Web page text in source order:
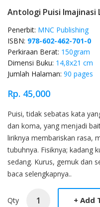
Antologi Puisi Imajinasi
Penerbit: MNC Publishing
ISBN: 978-602-462-701-0
Perkiraan Berat: 150gram
Dimensi Buku: 14,8x21 cm
Jumlah Halaman: 90 pages
Rp. 45,000
Product
Puisi, tidak sebatas kata
dan koma, yang menjadi
liriknya membariskan rasa,
tubuhnya. Fisiknya; kadang
sedang. Kurus, gemuk dan
baca selengkapnya..
Qty